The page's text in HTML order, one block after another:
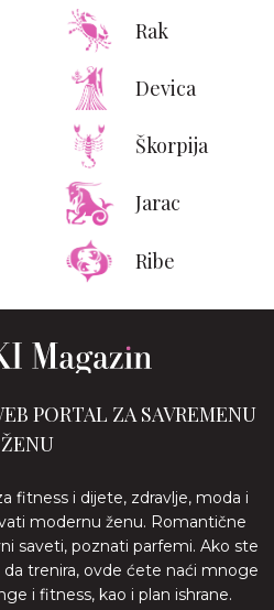
Rak
Devica
Škorpija
Jarac
Ribe
PORTAL ZA SAVREMENU
ŽENU
fitness i dijete, zdravlje, moda i
modernu ženu. Romantične
saveti, poznati parfemi. Ako ste
trenira, ovde ćete naći mnoge
i fitness, kao i plan ishrane.